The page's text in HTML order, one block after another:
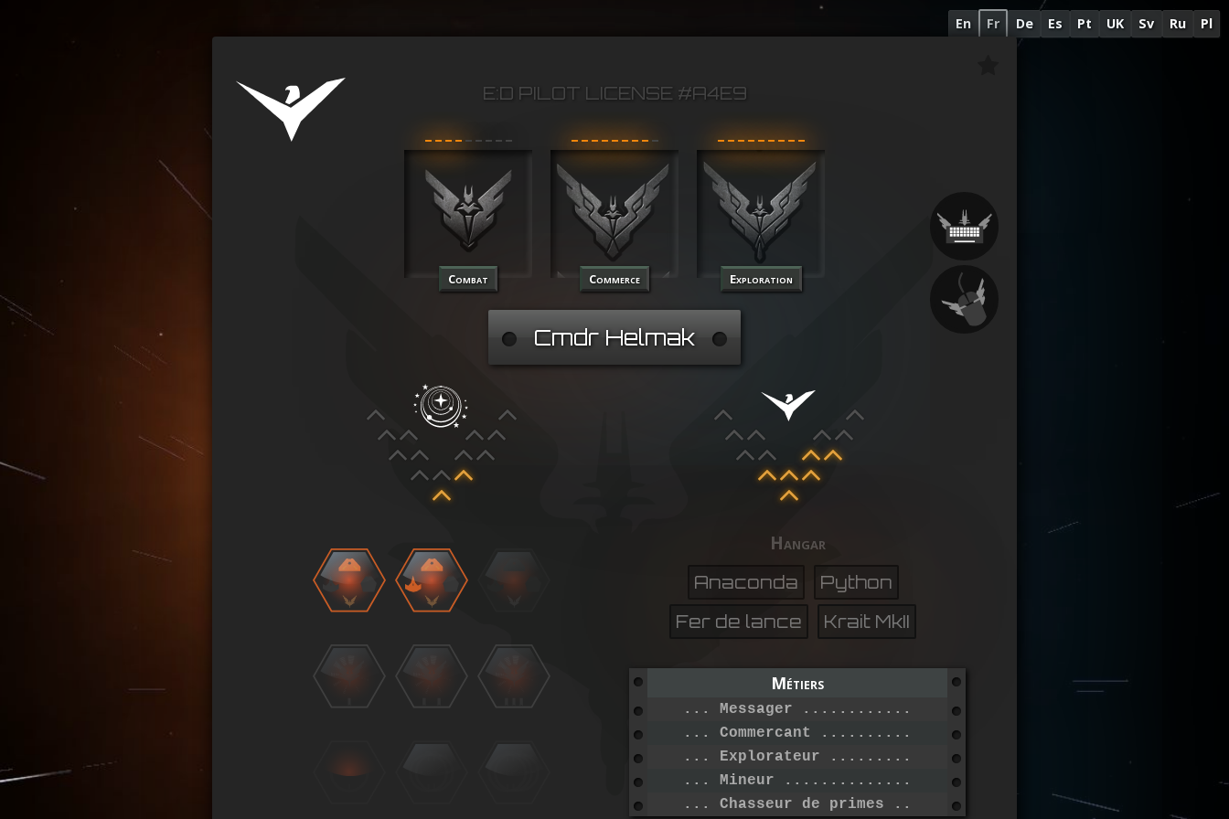
En Fr De Es Pt UK Sv Ru Pl
E:D PILOT LICENSE #A4E9
Combat Commerce Exploration
Cmdr Helmak
Hangar
Anaconda
Python
Fer de lance
Krait MkII
Métiers
... Messager ................................
... Commercant ..............................
... Explorateur .............................
... Mineur ..................................
... Chasseur de primes ......................